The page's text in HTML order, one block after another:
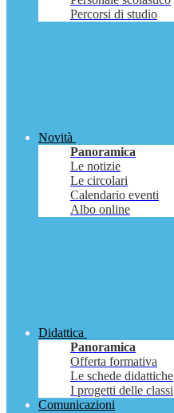
Percorsi di studio
Novità
Panoramica
Le notizie
Le circolari
Calendario eventi
Albo online
Didattica
Panoramica
Offerta formativa
Le schede didattiche
I progetti delle classi
Comunicazioni